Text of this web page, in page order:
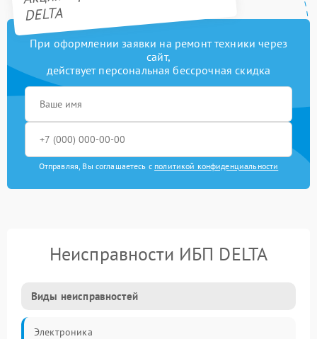
DELTA
При оформлении заявки на ремонт техники через
сайт,
действует персональная бессрочная скидка
Отправляя, Вы соглашаетесь с политикой конфиденциальности
Неисправности ИБП DELTA
Виды неисправностей
Электроника